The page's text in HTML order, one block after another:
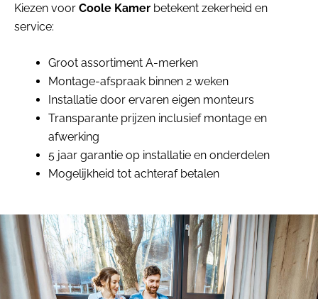
Kiezen voor Coole Kamer betekent zekerheid en
service:
Groot assortiment A-merken
Montage-afspraak binnen 2 weken
Installatie door ervaren eigen monteurs
Transparante prijzen inclusief montage en
afwerking
5 jaar garantie op installatie en onderdelen
Mogelijkheid tot achteraf betalen